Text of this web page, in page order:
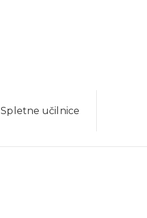
Spletne učilnice